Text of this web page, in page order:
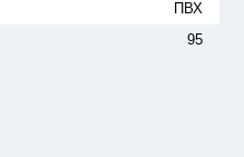
ПВХ
95